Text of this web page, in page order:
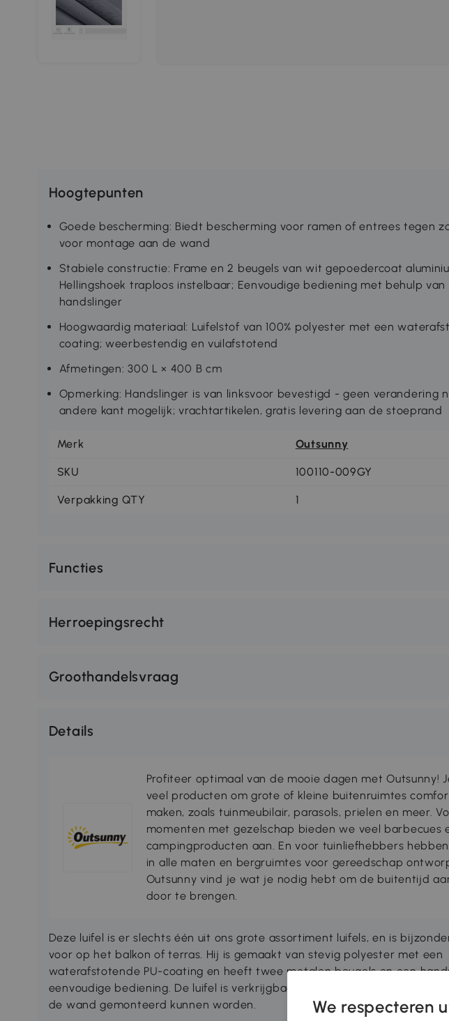
Hoogtepunten
Goede bescherming: Biedt bescherming voor ramen of entrees tegen
voor montage aan de wand
Stabiele constructie: Frame en 2 beugels van wit gepoedercoat
Hellingshoek traploos instelbaar; Eenvoudige bediening met behulp van
handslinger
Hoogwaardig materiaal: Luifelstof van 100% polyester met een
coating; weerbestendig en vuilafstotend
Afmetingen: 300 L × 400 B cm
Opmerking: Handslinger is van linksvoor bevestigd - geen verandering
andere kant mogelijk; vrachtartikelen, gratis levering aan de stoeprand
Merk Outsunny
SKU 100110-009GY
Verpakking QTY 1
Functies
Herroepingsrecht
Groothandelsvraag
Details
Profiteer optimaal van de mooie dagen met Outsunny!
veel producten om grote of kleine buitenruimtes
maken, zoals tuinmeubilair, parasols, prielen en meer.
momenten met gezelschap bieden we veel barbecues
campingproducten aan. En voor tuinliefhebbers
in alle maten en bergruimtes voor gereedschap
Outsunny vind je wat je nodig hebt om de buitentijd
door te brengen.
Deze luifel is er slechts één uit ons grote assortiment luifels, en is
voor op het balkon of terras. Hij is gemaakt van stevig polyester met een
waterafstotende PU-coating en heeft twee metalen beugels en een
eenvoudige bediening. De luifel is verkrijgbaar in verschillende maten, die
de wand gemonteerd kunnen worden.
We respecteren